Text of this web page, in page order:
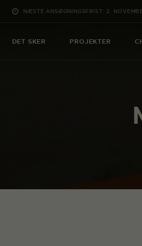
NÆSTE ANSØGNINGSFRIST: 2.
DET SKER PROJEKTER